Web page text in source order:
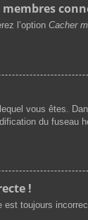
l’option Cacher
vous êtes.
du fuseau
!
toujours